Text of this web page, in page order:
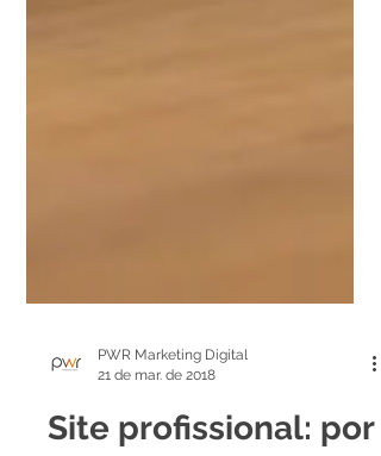
PWR Marketing Digital
21 de mar. de 2018